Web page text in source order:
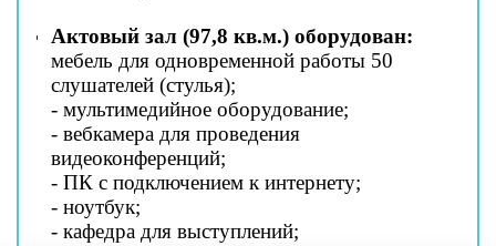
Актовый зал (97,8 кв.м.) оборудован:
мебель для одновременной работы 50
слушателей (стулья);
- мультимедийное оборудование;
- вебкамера для проведения
видеоконференций;
- ПК с подключением к интернету;
- ноутбук;
- кафедра для выступлений;